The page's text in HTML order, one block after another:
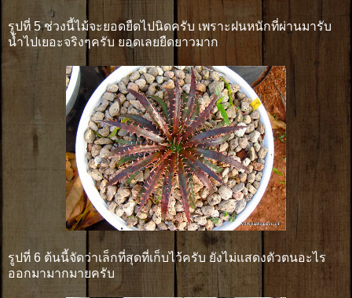
รูปที่ 5 ช่วงนี้ไม้จะยอดยืดไปนิดครับ เพราะฝนหนักที่ผ่านมารับ
น้ำไปเยอะจริงๆครับ ยอดเลยยืดยาวมาก
รูปที่ 6 ต้นนี้จัดว่าเล็กที่สุดที่เก็บไว้ครับ ยังไม่แสดงตัวตนอะไร
ออกมามากมายครับ